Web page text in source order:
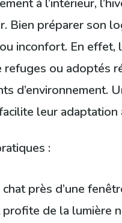
Bien préparer son
inconfort. En effet,
refuges ou adoptés
d’environnement.
leur
:
près d’une
de la lumière